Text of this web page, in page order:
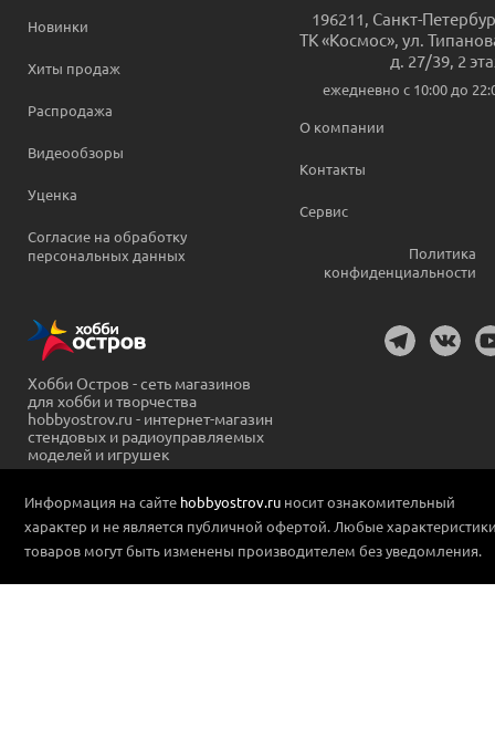
Новинки
Хиты продаж
Распродажа
Видеообзоры
Уценка
Согласие на обработку
персональных данных
196211 Санкт-
ТК «Космос», ул.
д. 27/39, 2
ежедневно c 10:00 до
О компании
Контакты
Сервис
Политика
конфиденциальности
Хобби Остров - сеть магазинов
для хобби и творчества
hobbyostrov.ru - интернет-магазин
стендовых и радиоуправляемых
моделей и игрушек
Информация на сайте hobbyostrov.ru носит ознакомительный
характер и не является публичной офертой. Любые
товаров могут быть изменены производителем без уведомления.